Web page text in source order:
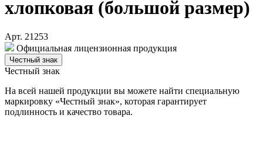
хлопковая (большой размер)
Арт. 21253
Официальная лицензионная продукция
Честный знак
Честный знак
На всей нашей продукции вы можете найти специальную
маркировку «Честный знак», которая гарантирует
подлинность и качество товара.